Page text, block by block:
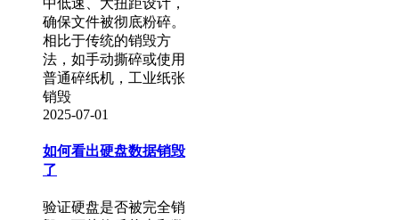
中低速、大扭距设计，
确保文件被彻底粉碎。
相比于传统的销毁方
法，如手动撕碎或使用
普通碎纸机，工业纸张
销毁
2025-07-01
如何看出硬盘数据销毁
了
验证硬盘是否被完全销